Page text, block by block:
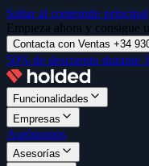
Saltar al contenido principal
Empieza ahora y consigue
Contacta con Ventas +34
50% de descuento durante
Funcionalidades
Empresas
Autónomos
Asesorías